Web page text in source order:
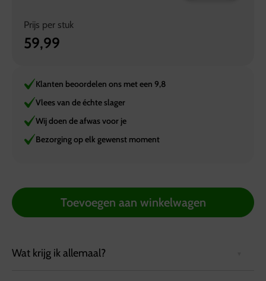
Prijs per stuk
59,99
Klanten beoordelen ons met een 9,8
Vlees van de échte slager
Wij doen de afwas voor je
Bezorging op elk gewenst moment
Toevoegen aan winkelwagen
Wat krijg ik allemaal?